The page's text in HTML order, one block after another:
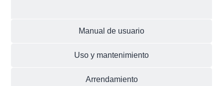
Manual de usuario
Uso y mantenimiento
Arrendamiento